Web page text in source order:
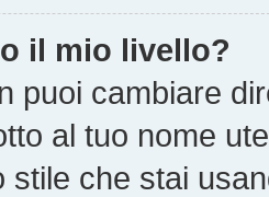
il mio livello?
puoi cambiare
al tuo nome
stile che stai